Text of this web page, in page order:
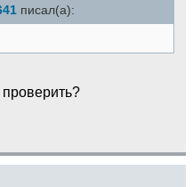
писал(а):